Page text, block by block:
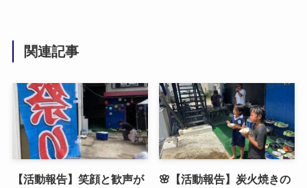
関連記事
【活動報告】笑顔と歓声が
🌸【活動報告】炭火焼きの